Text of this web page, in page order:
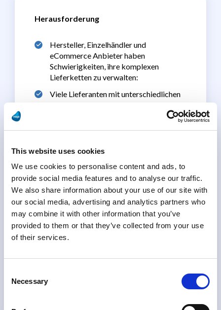
This website uses cookies
We use cookies to personalise content and ads, to
provide social media features and to analyse our traffic.
We also share information about your use of our site with
our social media, advertising and analytics partners who
may combine it with other information that you’ve
provided to them or that they’ve collected from your use
of their services.
Selection
Necessary
Herausforderung
Hersteller, Einzelhändler und
eCommerce Anbieter haben
Schwierigkeiten, ihre komplexen
Lieferketten zu verwalten:
Viele Lieferanten mit unterschiedlichen
Benötigen aktuelle Informationen über
Lieferungen und Bestände
Manuelle Aktualisierungen sind
Häufige Aktualisierungen von Daten und
Änderungen von Prozessen
Viele Rechnungen müssen auf
Richtigkeit überprüft werden